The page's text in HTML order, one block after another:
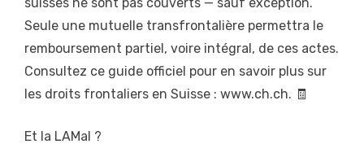
Seule une mutuelle transfrontalière permettra le
remboursement partiel, voire intégral, de ces actes.
Consultez ce guide officiel pour en savoir plus sur
les droits frontaliers en Suisse : www.ch.ch. 🧾
Et la LAMal ?